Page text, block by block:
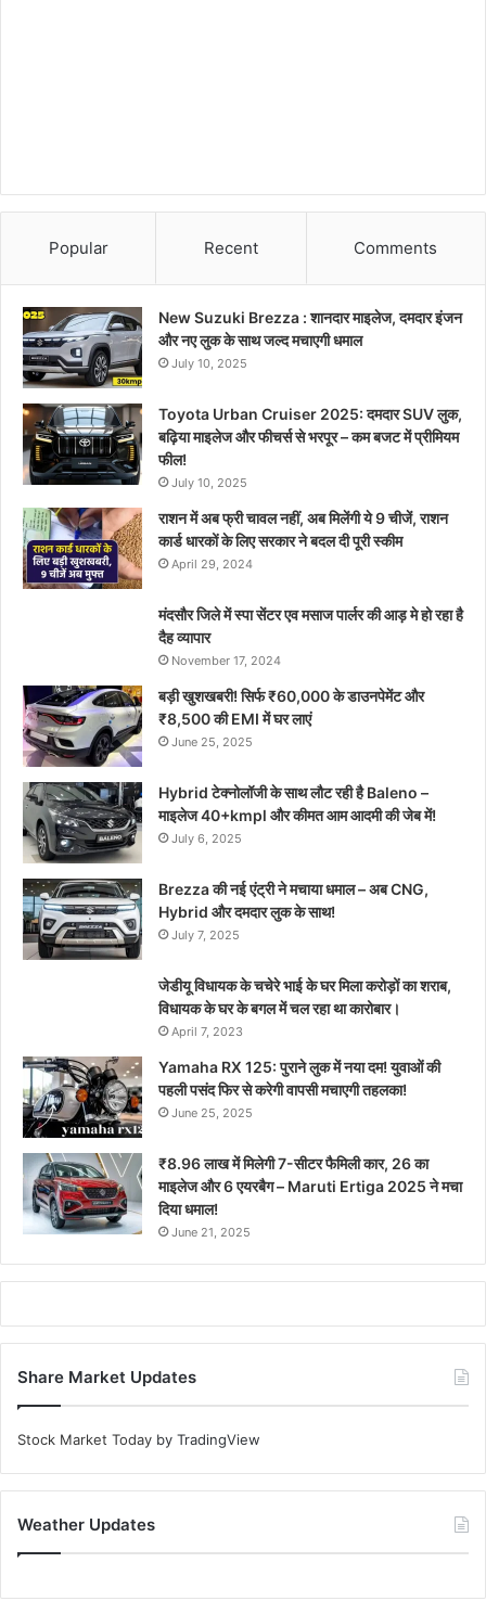
Popular Recent Comments
New Suzuki Brezza : शानदार माइलेज, दमदार इंजन
और नए लुक के साथ जल्द मचाएगी धमाल
July 10, 2025
Toyota Urban Cruiser 2025: दमदार SUV लुक,
बढ़िया माइलेज और फीचर्स से भरपूर – कम बजट में प्रीमियम
फील!
July 10, 2025
राशन में अब फ्री चावल नहीं, अब मिलेंगी ये 9 चीजें, राशन
कार्ड धारकों के लिए सरकार ने बदल दी पूरी स्कीम
April 29, 2024
मंदसौर जिले में स्पा सेंटर एव मसाज पार्लर की आड़ मे हो रहा है
दैह व्यापार
November 17, 2024
बड़ी खुशखबरी! सिर्फ ₹60,000 के डाउनपेमेंट और
₹8,500 की EMI में घर लाएं
June 25, 2025
Hybrid टेक्नोलॉजी के साथ लौट रही है Baleno –
माइलेज 40+kmpl और कीमत आम आदमी की जेब में!
July 6, 2025
Brezza की नई एंट्री ने मचाया धमाल – अब CNG,
Hybrid और दमदार लुक के साथ!
July 7, 2025
जेडीयू विधायक के चचेरे भाई के घर मिला करोड़ों का शराब,
विधायक के घर के बगल में चल रहा था कारोबार।
April 7, 2023
Yamaha RX 125: पुराने लुक में नया दम! युवाओं की
पहली पसंद फिर से करेगी वापसी मचाएगी तहलका!
June 25, 2025
₹8.96 लाख में मिलेगी 7-सीटर फैमिली कार, 26 का
माइलेज और 6 एयरबैग – Maruti Ertiga 2025 ने मचा
दिया धमाल!
June 21, 2025
Share Market Updates
Stock Market Today by TradingView
Weather Updates